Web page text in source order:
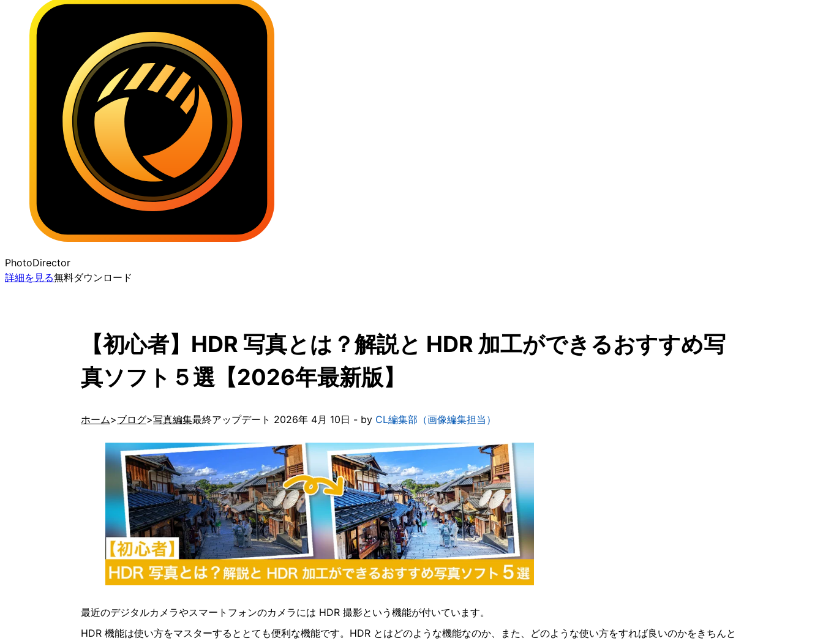
PhotoDirector
詳細を見る無料ダウンロード
【初心者】HDR 写真とは？解説と HDR 加工ができるおすすめ写
真ソフト５選【2026年最新版】
ホーム ブログ 写真編集最終アップデート 2026年 4月 10日 - by CL編集部（画像編集担当）
最近のデジタルカメラやスマートフォンのカメラには HDR 撮影という機能が付いています。
HDR 機能は使い方をマスターするととても便利な機能です。HDR とはどのような機能なのか、また、どのような使い方をすれば良いのかをきちんと